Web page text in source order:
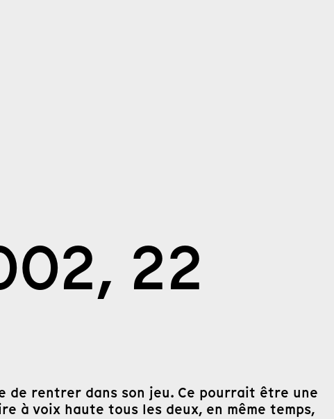
22
de rentrer dans son jeu. Ce pourrait être une
à voix haute tous les deux, en même temps,